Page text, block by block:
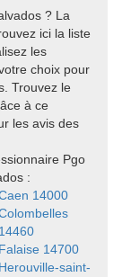
? La
ici la liste
les
choix pour
Trouvez le
à ce
les avis des
Pgo
:
14000
14460
Falaise 14700
Herouville-saint-